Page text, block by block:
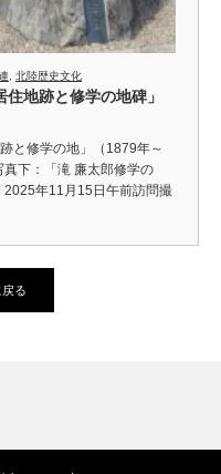
北陸歴史文化
地跡と修学の地碑」
と修学の地」（1879年～
下：「滝 廉太郎修学の
年11月15日午前訪問撮
戻る